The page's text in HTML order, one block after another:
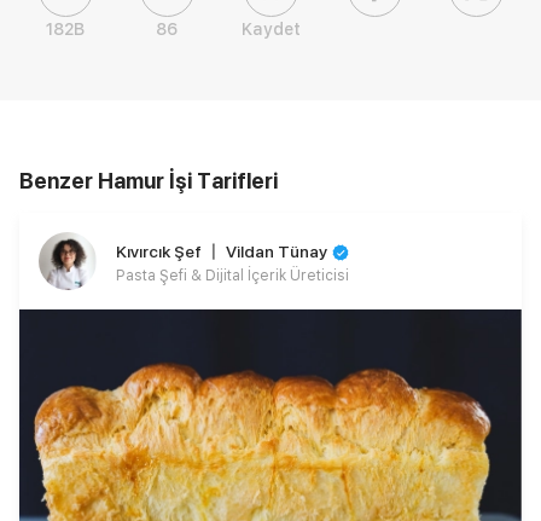
182B 86 Kaydet
Benzer Hamur İşi Tarifleri
Kıvırcık Şef 〡 Vildan Tünay
Pasta Şefi & Dijital İçerik Üreticisi